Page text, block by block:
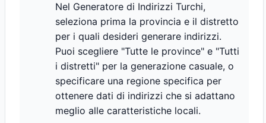
Nel Generatore di Indirizzi Turchi,
seleziona prima la provincia e il distretto
per i quali desideri generare indirizzi.
Puoi scegliere "Tutte le province" e "Tutti
i distretti" per la generazione casuale, o
specificare una regione specifica per
ottenere dati di indirizzi che si adattano
meglio alle caratteristiche locali.